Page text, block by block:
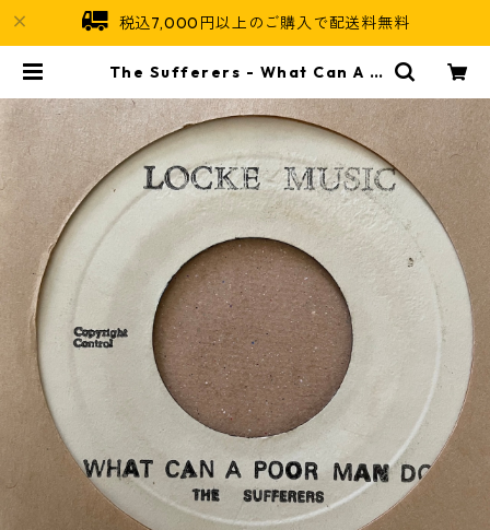
税込7,000円以上のご購入で配送料無料
The Sufferers - What Can A P
n Soul